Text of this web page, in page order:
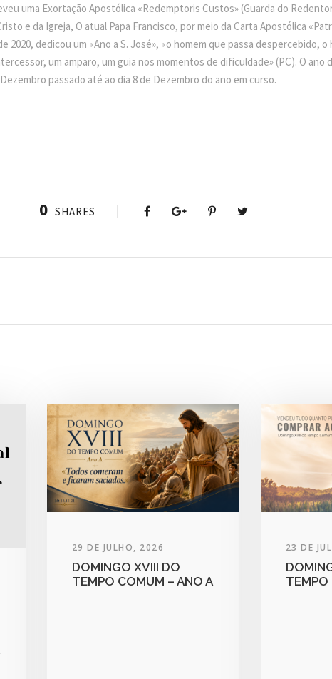
uma Exortação Apostólica «Redemptoris Custos» (Guarda do
e da Igreja, O atual Papa Francisco, por meio da Carta Apostólica
2020, dedicou um «Ano a S. José», «o homem que passa despercebido,
um amparo, um guia nos momentos de dificuldade» (PC). O ano
passado até ao dia 8 de Dezembro do ano em curso.
0 SHARES
29 DE JULHO, 2026
DOMINGO XVIII DO
TEMPO COMUM – ANO A
23 DE
TEMPO